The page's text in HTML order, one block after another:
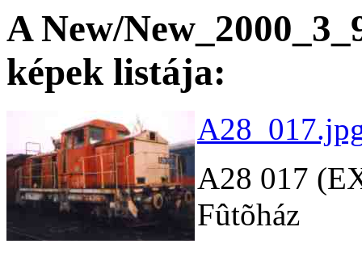
A New/
képek listája:
A28 017
Fûtõház